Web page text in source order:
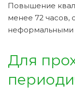
Повышение
менее 72 часов,
неформальными
Для